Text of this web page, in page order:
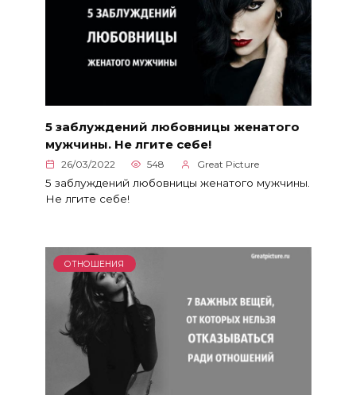
5 заблуждений любовницы женатого
мужчины. Не лгите себе!
26/03/2022 548 Great Picture
5 заблуждений любовницы женатого мужчины.
Не лгите себе!
ОТНОШЕНИЯ